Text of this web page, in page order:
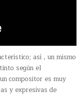
así , un mismo
según el
compositor es muy
y expresivas de